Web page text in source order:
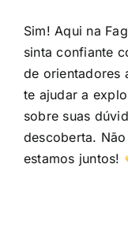
Sim! Aqui na
sinta confiante
de orientadores
te ajudar a
sobre suas
descoberta.
estamos juntos!